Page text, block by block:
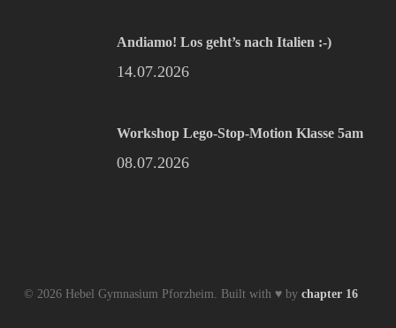
Andiamo! Los geht’s nach Italien :-)
14.07.2026
Workshop Lego-Stop-Motion Klasse 5am
08.07.2026
© 2026 Hebel Gymnasium Pforzheim. Built with ♥ by chapter 16